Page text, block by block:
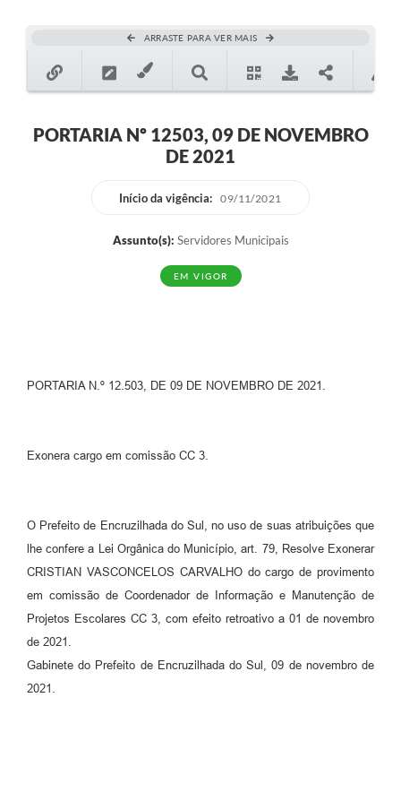
Transparência
1DOC
PARCEIROS
Relatório Ouvidoria 2024
Negócios
ARRASTE PARA VER MAIS
PORTARIA Nº 12503, 09 DE NOVEMBRO
DE 2021
Início da vigência: 09/11/2021
Assunto(s): Servidores Municipais
EM VIGOR
PORTARIA N.º 12.503, DE 09 DE NOVEMBRO DE 2021.
Exonera cargo em comissão CC 3.
O Prefeito de Encruzilhada do Sul, no uso de suas atribuições que
lhe confere a Lei Orgânica do Município, art. 79, Resolve Exonerar
CRISTIAN VASCONCELOS CARVALHO do cargo de provimento
em comissão de Coordenador de Informação e Manutenção de
Projetos Escolares CC 3, com efeito retroativo a 01 de novembro
de 2021.
Gabinete do Prefeito de Encruzilhada do Sul, 09 de novembro de
2021.